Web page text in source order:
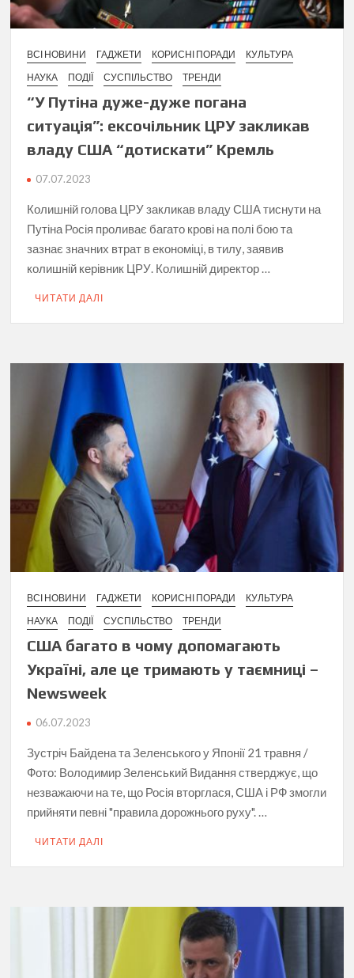
ВСІ НОВИНИ ГАДЖЕТИ КОРИСНІ ПОРАДИ
КУЛЬТУРА
НАУКА
ПОДІЇ СУСПІЛЬСТВО ТРЕНДИ
“У Путіна дуже-дуже погана
ситуація”: ексочільник ЦРУ закликав
владу США “дотискати” Кремль
07.07.2023
Колишній голова ЦРУ закликав владу США тиснути на
Путіна Росія проливає багато крові на полі бою та
зазнає значних втрат в економіці, в тилу, заявив
колишній керівник ЦРУ. Колишній директор …
ЧИТАТИ ДАЛІ
ВСІ НОВИНИ ГАДЖЕТИ КОРИСНІ ПОРАДИ
КУЛЬТУРА
НАУКА
ПОДІЇ СУСПІЛЬСТВО ТРЕНДИ
США багато в чому допомагають
Україні, але це тримають у таємниці –
Newsweek
06.07.2023
Зустріч Байдена та Зеленського у Японії 21 травня /
Фото: Володимир Зеленський Видання стверджує, що
незважаючи на те, що Росія вторглася, США і РФ змогли
прийняти певні "правила дорожнього руху". …
ЧИТАТИ ДАЛІ